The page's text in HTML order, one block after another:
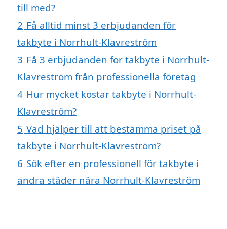
till med?
2 Få alltid minst 3 erbjudanden för
takbyte i Norrhult-Klavreström
3 Få 3 erbjudanden för takbyte i Norrhult-
Klavreström från professionella företag
4 Hur mycket kostar takbyte i Norrhult-
Klavreström?
5 Vad hjälper till att bestämma priset på
takbyte i Norrhult-Klavreström?
6 Sök efter en professionell för takbyte i
andra städer nära Norrhult-Klavreström